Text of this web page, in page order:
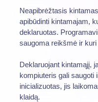
Neapibrėžtasis
apibūdinti kintamajam,
deklaruotas.
saugoma reikšmė ir
Deklaruojant kintamąjį,
kompiuteris gali saugoti
inicializuotas, jis
klaidą.